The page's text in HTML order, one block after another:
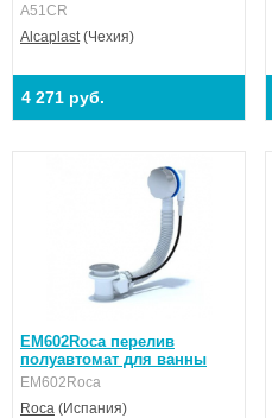
A51CR
Alcaplast (Чехия)
4 271 руб.
EM602Roca перелив
полуавтомат для ванны
EM602Roca
Roca (Испания)